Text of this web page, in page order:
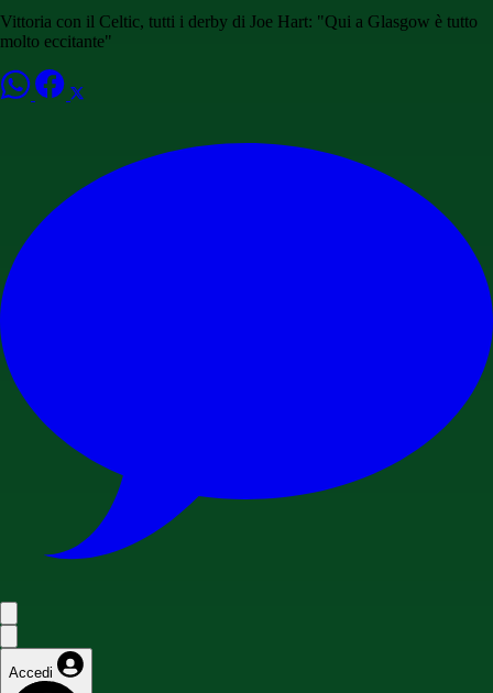
Vittoria con il Celtic, tutti i derby di Joe Hart: "Qui a Glasgow è tutto
molto eccitante"
Accedi